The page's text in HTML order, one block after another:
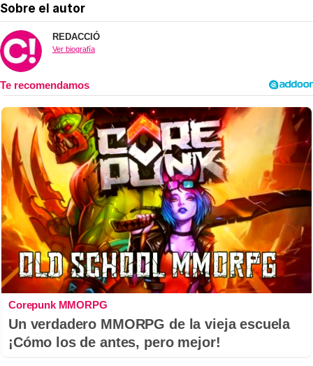
Sobre el autor
REDACCIÓ
Ver biografía
Corepunk MMORPG
Un verdadero MMORPG de la vieja escuela
¡Cómo los de antes, pero mejor!